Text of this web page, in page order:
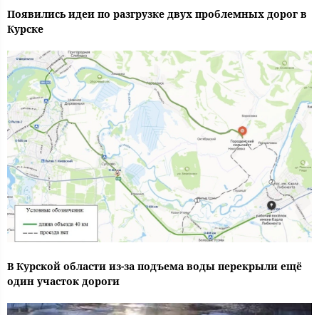
Появились идеи по разгрузке двух проблемных дорог в
Курске
В Курской области из-за подъема воды перекрыли ещё
один участок дороги